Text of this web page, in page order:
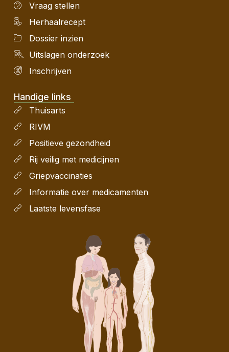
Vraag stellen
Herhaalrecept
Dossier inzien
Uitslagen onderzoek
Inschrijven
Handige links
Thuisarts
RIVM
Positieve gezondheid
Rij veilig met medicijnen
Griepvaccinaties
Informatie over medicamenten
Laatste levensfase